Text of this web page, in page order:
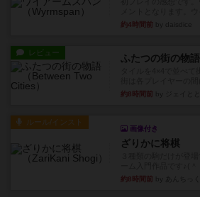
約4時間前
レビュー ふたつの街の物語
約8時間前
ルール/インスト
画像付き
ざりかに将棋
約8時間前